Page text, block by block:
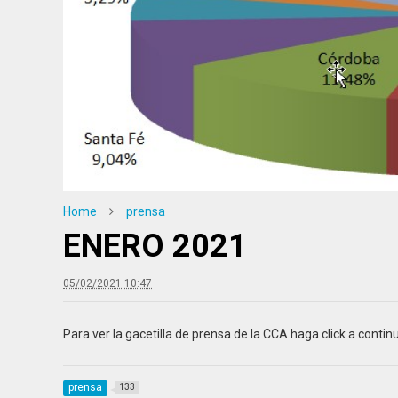
Home prensa
ENERO 2021
05/02/2021 10:47
Para ver la gacetilla de prensa de la CCA haga click a
prensa 133
y
27/07/2026